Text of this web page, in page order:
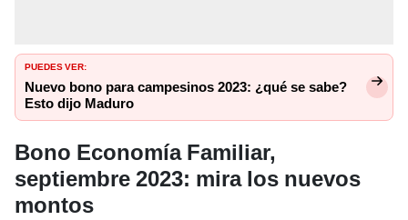
PUEDES VER:
Nuevo bono para campesinos 2023: ¿qué se sabe?
Esto dijo Maduro
Bono Economía Familiar,
septiembre 2023: mira los nuevos
montos